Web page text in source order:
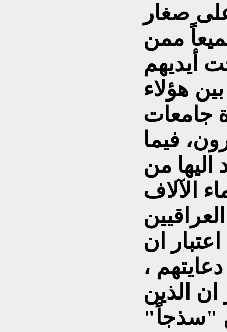
صغار
ممن
أيديهم
هؤلاء
جامعات
فيما
من
الآلاف
ان
،
ان الذين
"سذجاً"